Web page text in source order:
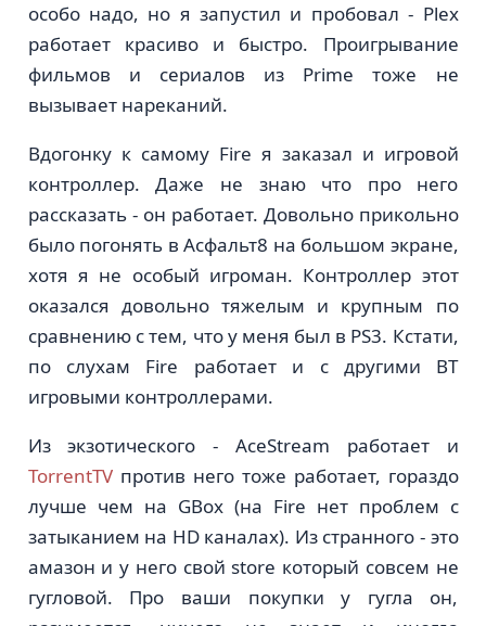
особо надо, но я запустил и пробовал - Plex
работает красиво и быстро. Проигрывание
фильмов и сериалов из Prime тоже не
вызывает нареканий.
Вдогонку к самому Fire я заказал и игровой
контроллер. Даже не знаю что про него
рассказать - он работает. Довольно прикольно
было погонять в Асфальт8 на большом экране,
хотя я не особый игроман. Контроллер этот
оказался довольно тяжелым и крупным по
сравнению с тем, что у меня был в PS3. Кстати,
по слухам Fire работает и с другими BT
игровыми контроллерами.
Из экзотического - AceStream работает и
TorrentTVпротив него тоже работает, гораздо
лучше чем на GBox (на Fire нет проблем с
затыканием на HD каналах). Из странного - это
амазон и у него свой store который совсем не
гугловой. Про ваши покупки у гугла он,